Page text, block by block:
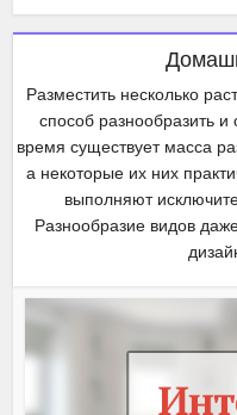
Разместить несколько
способ разнообразить
время существует масса
а некоторые их них
выполняют
Разнообразие видов